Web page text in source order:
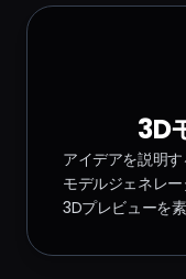
3D
アイデアを説明
モデルジェネレ
3Dプレビューを